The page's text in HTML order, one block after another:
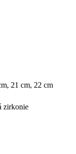
21 cm, 22 cm
zirkonie